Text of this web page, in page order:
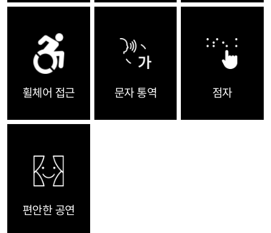
휠체어 접근 문자 통역 점자
편안한 공연